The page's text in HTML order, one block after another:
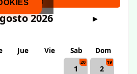
2026 ▶
Jue Vie Sab
Dom
1
20
2
19